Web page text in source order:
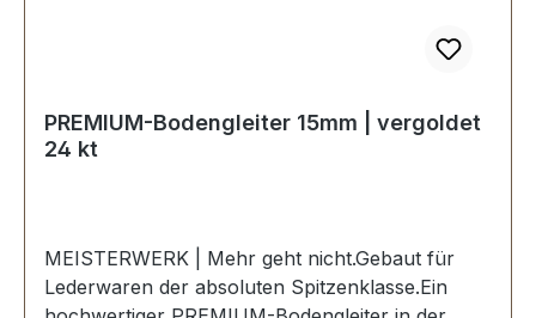
PREMIUM-Bodengleiter 15mm | vergoldet
24 kt
MEISTERWERK | Mehr geht nicht.Gebaut für
Lederwaren der absoluten Spitzenklasse.Ein